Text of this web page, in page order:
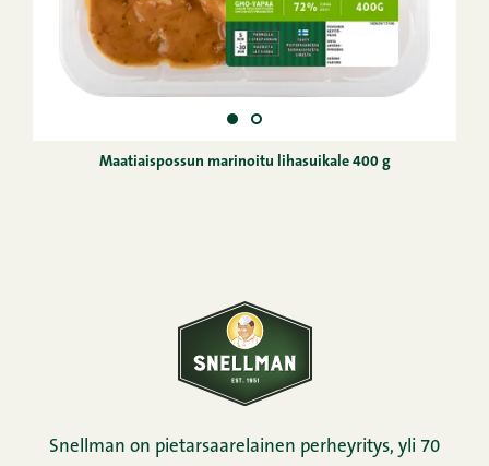
Maatiaispossun marinoitu lihasuikale 400 g
Snellman on pietarsaarelainen perheyritys, yli 70